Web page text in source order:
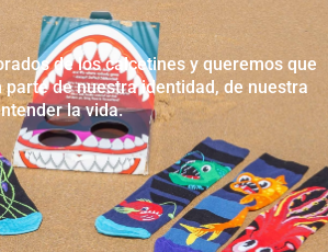
de los calcetines y queremos que
de nuestra identidad, de nuestra
la vida.